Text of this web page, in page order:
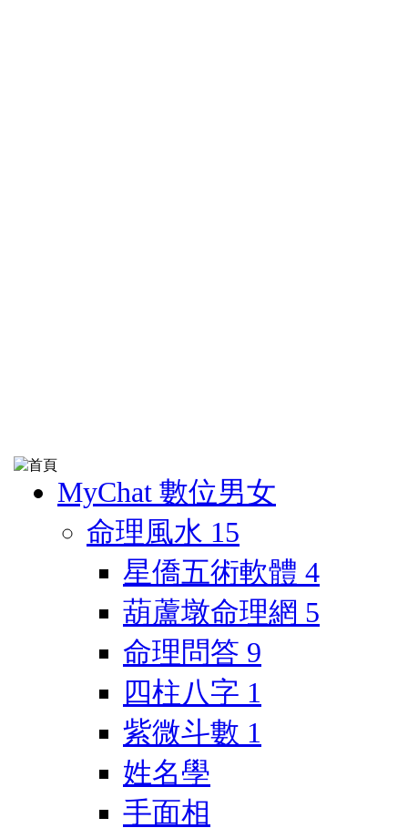
MyChat 數位男女
命理風水 15
星僑五術軟體 4
葫蘆墩命理網 5
命理問答 9
四柱八字 1
紫微斗數 1
姓名學
手面相